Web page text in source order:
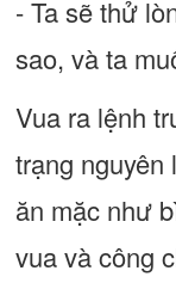
- Ta sẽ thử
sao, và ta
Vua ra lệnh
trạng
ăn mặc như
vua và công